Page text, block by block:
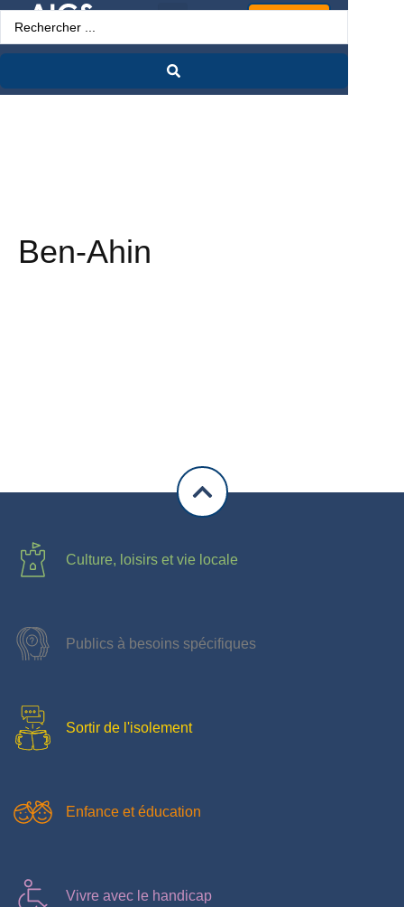
Ben-Ahin
Culture, loisirs et vie locale
Publics à besoins spécifiques
Sortir de l'isolement
Enfance et éducation
Vivre avec le handicap